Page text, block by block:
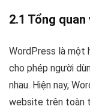
2.1 Tổng
WordPress là một
cho phép người
nhau. Hiện nay,
website trên toàn